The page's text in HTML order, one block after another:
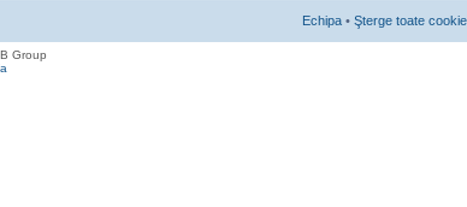
Echipa • Şterge toate
Group